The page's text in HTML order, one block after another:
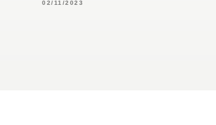
02/11/2023